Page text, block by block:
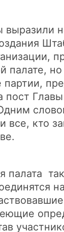
выразили
палате,
партии,
пост
кто
палата